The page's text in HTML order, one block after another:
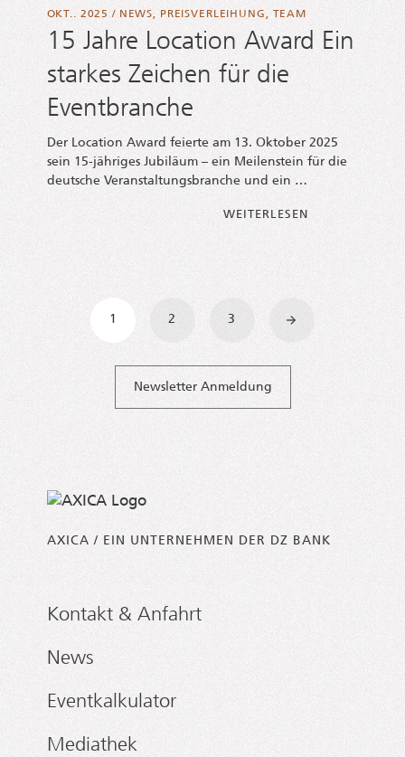
OKT.. 2025 / NEWS, PREISVERLEIHUNG, TEAM
15 Jahre Location Award Ein
starkes Zeichen für die
Eventbranche
Der Loca­ti­on Award fei­er­te am 13. Okto­ber 2025
sein 15-jäh­ri­­ges Jubi­lä­um – ein Mei­len­stein für die
deut­sche Ver­an­stal­tungs­bran­che und ein …
WEI­TER­LE­SEN
Beitragsnavigation
1 2 3 »
Newsletter Anmeldung
AXICA / EIN UNTERNEHMEN DER DZ BANK
Kontakt & Anfahrt
News
Eventkalkulator
Mediathek